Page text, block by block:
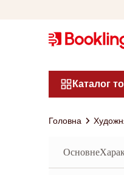
Каталог
Головна
Основне